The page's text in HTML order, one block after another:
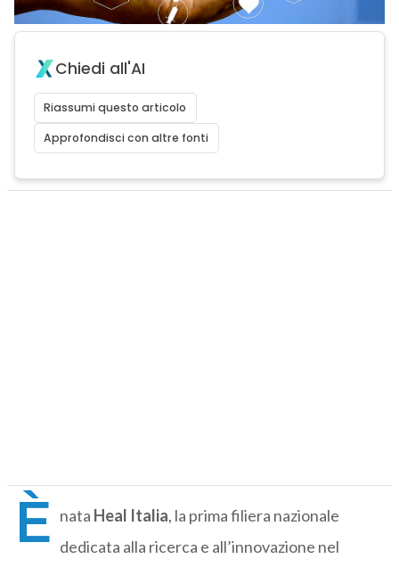
Chiedi all'AI
Riassumi questo articolo
Approfondisci con altre fonti
È nata Heal Italia, la prima filiera nazionale
dedicata alla ricerca e all’innovazione nel